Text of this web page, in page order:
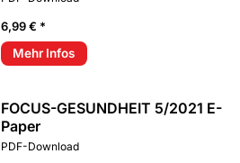
6,99 € *
Mehr Infos
FOCUS-GESUNDHEIT 5/2021 E-
Paper
PDF-Download